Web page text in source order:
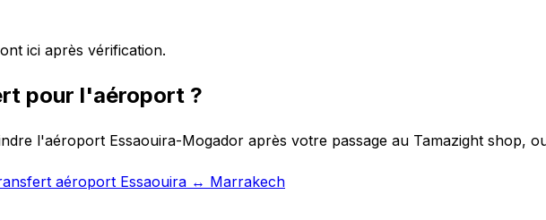
ici après vérification.
pour l'aéroport ?
l'aéroport Essaouira-Mogador après votre passage au Tamazight shop,
aéroport Essaouira ↔ Marrakech